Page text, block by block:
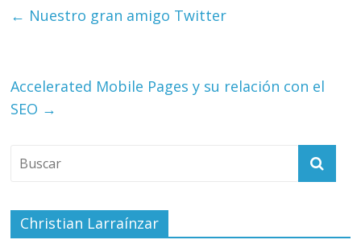
← Nuestro gran amigo Twitter
Accelerated Mobile Pages y su relación con el
SEO →
Christian Larraínzar